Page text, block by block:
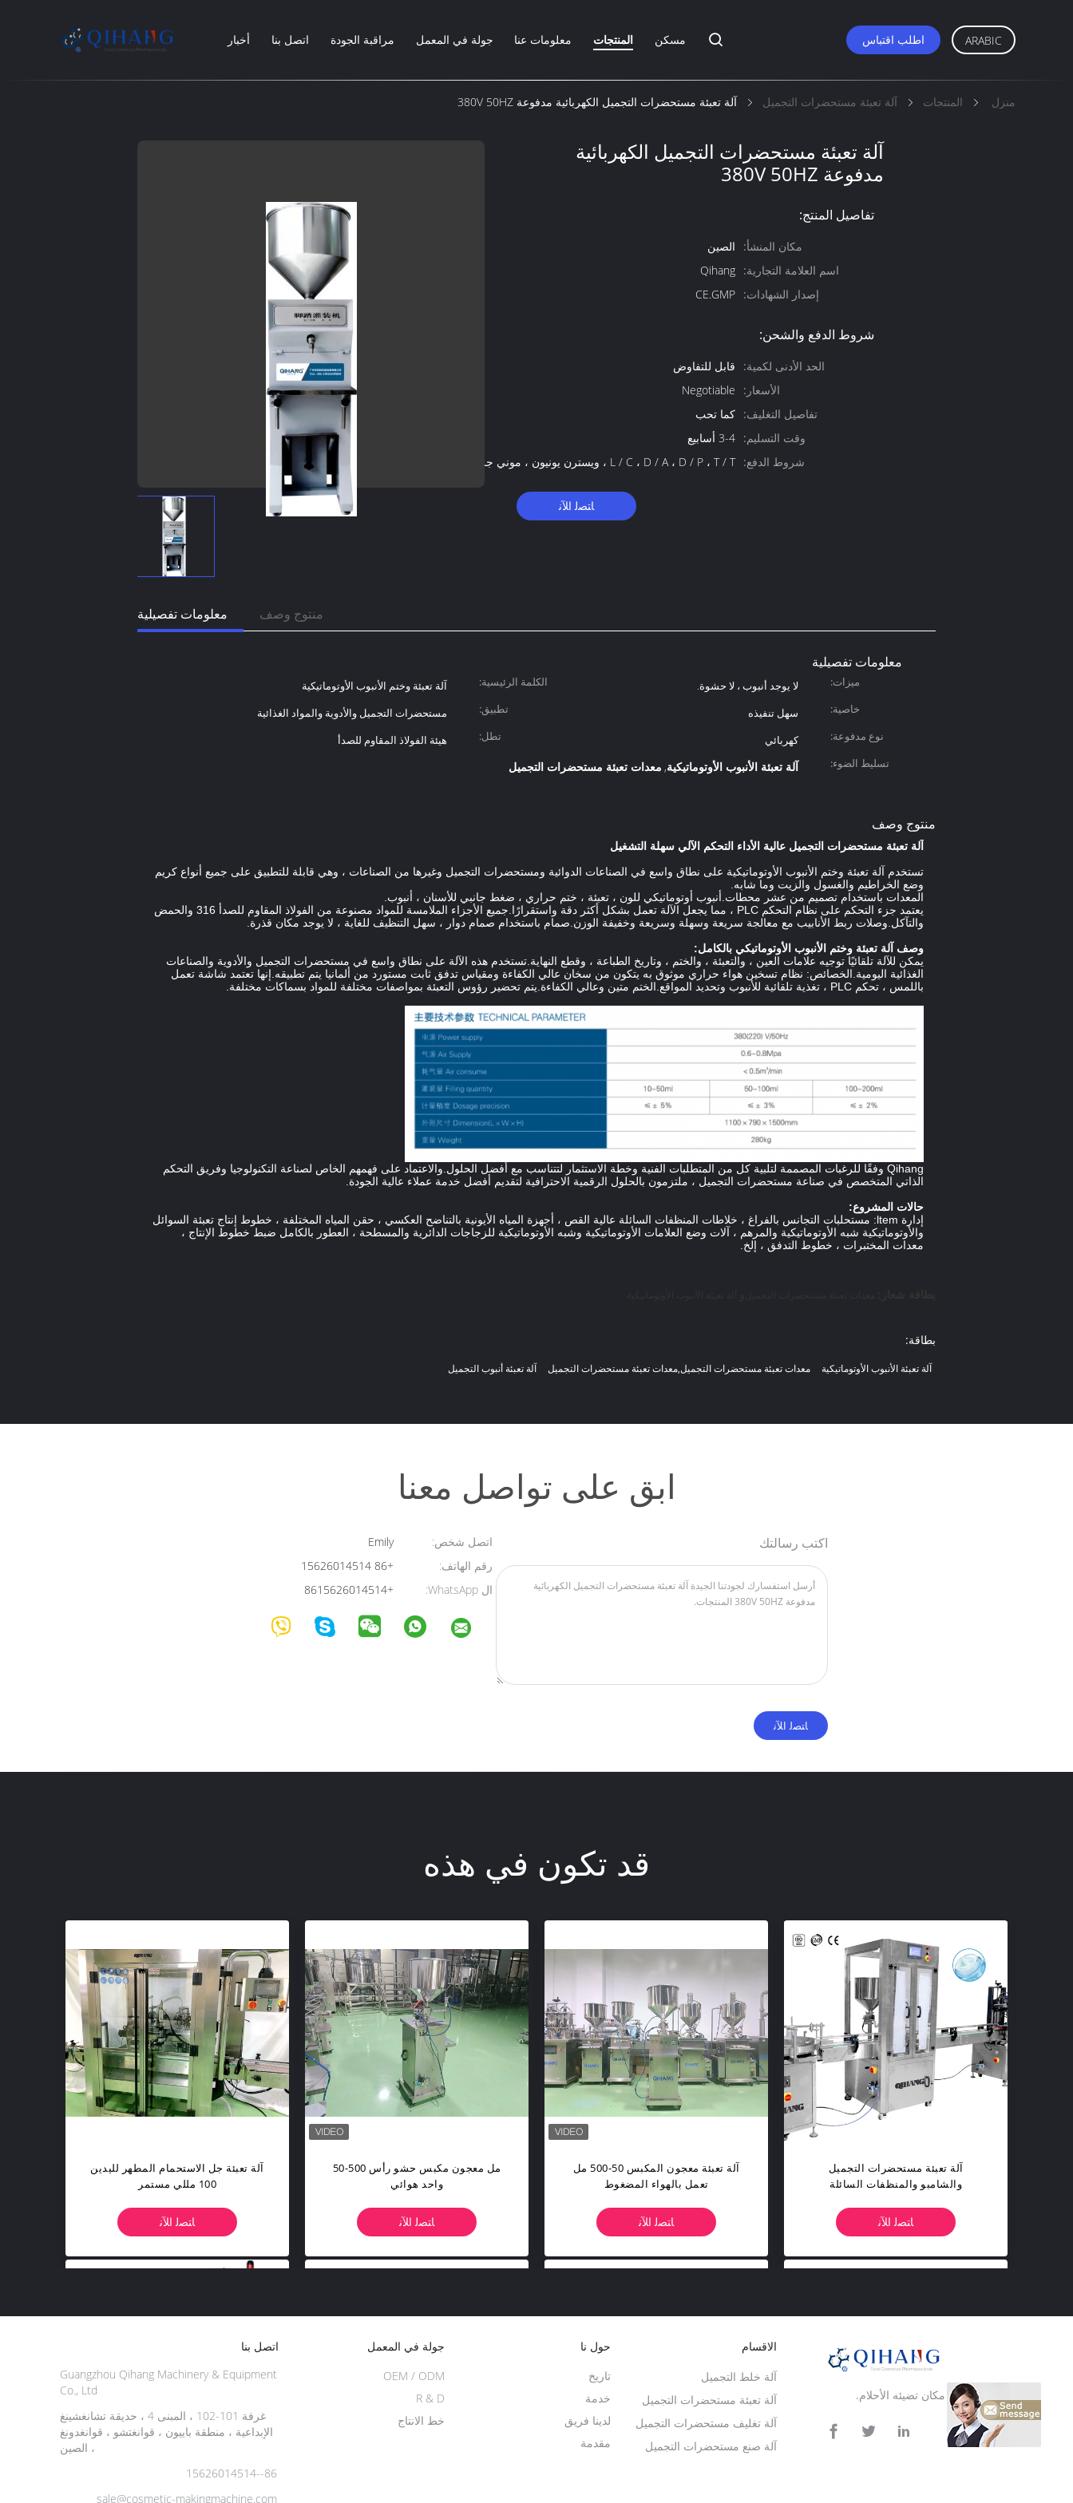
مسكن المنتجات معلومات عنا جولة في المعمل مراقبة الجودة اتصل بنا أخبار اطلب اقتباس ARABIC
منزل المنتجات آلة تعبئة مستحضرات التجميل آلة تعبئة مستحضرات التجميل الكهربائية مدفوعة 380V 50HZ
آلة تعبئة مستحضرات التجميل الكهربائية
مدفوعة 380V 50HZ
تفاصيل المنتج:
مكان المنشأ:
الصين
اسم العلامة التجارية: Qihang
إصدار الشهادات: CE.GMP
شروط الدفع والشحن:
الحد الأدنى لكمية:
قابل للتفاوض
الأسعار:
Negotiable
تفاصيل التغليف: كما تحب
وقت التسليم: 3-4 أسابيع
شروط الدفع: L / C ، D / A ، D / P ، T / T ، ويسترن يونيون ، موني جرام
ﺎﺘﺼﻟ ﺍﻶﻧ
معلومات تفصيلية منتوج وصف
معلومات تفصيلية
ميزات: لا يوجد أنبوب ، لا حشوة. الكلمة الرئيسية:
آلة تعبئة وختم الأنبوب الأوتوماتيكية
خاصية:
سهل تنفيذه تطبيق:
مستحضرات التجميل والأدوية والمواد الغذائية
نوع مدفوعة:
كهربائي تطل:
هيئة الفولاذ المقاوم للصدأ
تسليط الضوء:
آلة تعبئة الأنبوب الأوتوماتيكية, معدات تعبئة مستحضرات التجميل
منتوج وصف
آلة تعبئة مستحضرات التجميل عالية الأداء التحكم الآلي سهلة التشغيل
تستخدم آلة تعبئة وختم الأنبوب الأوتوماتيكية على نطاق واسع في الصناعات الدوائية ومستحضرات التجميل وغيرها من الصناعات ، وهي قابلة للتطبيق على جميع أنواع كريم
وضع الخراطيم والغسول والزيت وما شابه.
المعدات باستخدام تصميم من عشر محطات.أنبوب أوتوماتيكي للون ، تعبئة ، ختم حراري ، ضغط جانبي للأسنان ، أنبوب.
يعتمد جزء التحكم على نظام التحكم PLC ، مما يجعل الآلة تعمل بشكل أكثر دقة واستقرارًا.جميع الأجزاء الملامسة للمواد مصنوعة من الفولاذ المقاوم للصدأ 316 والحمض
والتآكل.وصلات ربط الأنابيب مع معالجة سريعة وسهلة وسريعة وخفيفة الوزن.صمام باستخدام صمام دوار ، سهل التنظيف للغاية ، لا يوجد مكان قذرة.
وصف آلة تعبئة وختم الأنبوب الأوتوماتيكي بالكامل:
يمكن للآلة تلقائيًا توجيه علامات العين ، والتعبئة ، والختم ، وتاريخ الطباعة ، وقطع النهاية.تستخدم هذه الآلة على نطاق واسع في مستحضرات التجميل والأدوية والصناعات
الغذائية اليومية.الخصائص: نظام تسخين هواء حراري موثوق به يتكون من سخان عالي الكفاءة ومقياس تدفق ثابت مستورد من ألمانيا يتم تطبيقه.إنها تعتمد شاشة تعمل
باللمس ، تحكم PLC ، تغذية تلقائية للأنبوب وتحديد المواقع.الختم متين وعالي الكفاءة.يتم تحضير رؤوس التعبئة بمواصفات مختلفة للمواد بسماكات مختلفة.
Qihang وفقًا للرغبات المصممة لتلبية كل من المتطلبات الفنية وخطة الاستثمار لتتناسب مع أفضل الحلول.والاعتماد على فهمهم الخاص لصناعة التكنولوجيا وفريق التحكم
الذاتي المتخصص في صناعة مستحضرات التجميل ، ملتزمون بالحلول الرقمية الاحترافية لتقديم أفضل خدمة عملاء عالية الجودة.
حالات المشروع:
إدارة ltem: مستحلبات التجانس بالفراغ ، خلاطات المنظفات السائلة عالية القص ، أجهزة المياه الأيونية بالتناضح العكسي ، حقن المياه المختلفة ، خطوط إنتاج تعبئة السوائل
والأوتوماتيكية شبه الأوتوماتيكية والمرهم ، آلات وضع العلامات الأوتوماتيكية وشبه الأوتوماتيكية للزجاجات الدائرية والمسطحة ، العطور بالكامل ضبط خطوط الإنتاج ،
معدات المختبرات ، خطوط التدفق ، إلخ.
بطاقة:
آلة تعبئة الأنبوب الأوتوماتيكية معدات تعبئة مستحضرات التجميل,معدات تعبئة مستحضرات التجميل آلة تعبئة أنبوب التجميل
ابق على تواصل معنا
اتصل شخص:
Emily
رقم الهاتف:
+86 15626014514
ال WhatsApp:
+8615626014514
اكتب رسالتك
قد تكون في هذه
آلة تعبئة جل الاستحمام المطهر لليدين
100 مللي مستمر
ﺎﺘﺼﻟ ﺍﻶﻧ
50-500 مل معجون مكبس حشو رأس
واحد هوائي
ﺎﺘﺼﻟ ﺍﻶﻧ
آلة تعبئة معجون المكبس 50-500 مل
تعمل بالهواء المضغوط
ﺎﺘﺼﻟ ﺍﻶﻧ
آلة تعبئة مستحضرات التجميل
والشامبو والمنظفات السائلة
ﺎﺘﺼﻟ ﺍﻶﻧ
أبحر للعالم - مكان تضيئه الأحلام.
الاقسام
آلة صنع مستحضرات التجميل
آلة خلط التجميل
آلة تعبئة مستحضرات التجميل
آلة تغليف مستحضرات التجميل
حول نا
مقدمة
تاريخ
خدمة
لدينا فريق
جولة في المعمل
خط الانتاج
OEM / ODM
R & D
اتصل بنا
Guangzhou Qihang Machinery & Equipment
Co., Ltd
غرفة 101-102 ، المبنى 4 ، حديقة تشانغشينغ
الإبداعية ، منطقة باييون ، قوانغتشو ، قوانغدونغ
، الصين
86--15626014514
sale@cosmetic-makingmachine.com